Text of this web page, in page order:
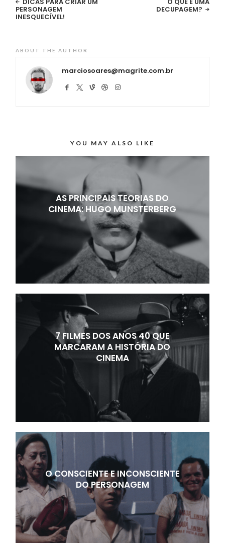
PERSONAGEM
INESQUECÍVEL!
DECUPAGEM?
ABOUT THE AUTHOR
marciosoares@magrite.com.br
YOU MAY ALSO LIKE
AS PRINCIPAIS TEORIAS DO
CINEMA: HUGO MUNSTERBERG
7 FILMES DOS ANOS 40 QUE
MARCARAM A HISTÓRIA DO
CINEMA
O CONSCIENTE E INCONSCIENTE
DO PERSONAGEM